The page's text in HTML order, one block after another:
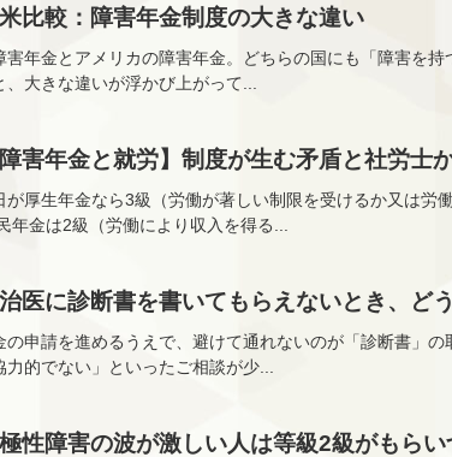
米比較：障害年金制度の大きな違い
害年金とアメリカの障害年金。どちらの国にも「障害を
、大きな違いが浮かび上がって...
障害年金と就労】制度が生む矛盾と社労士
が厚生年金なら3級（労働が著しい制限を受けるか又は
年金は2級（労働により収入を得る...
医に診断書を書いてもらえないとき、ど
の申請を進めるうえで、避けて通れないのが「診断書」
力的でない」といったご相談が少...
性障害の波が激しい人は等級2級がもらい